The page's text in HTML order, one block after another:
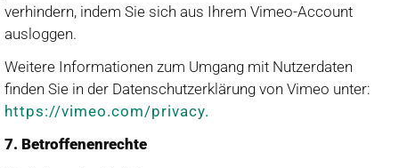
verhindern, indem Sie sich aus Ihrem Vimeo-Account
ausloggen.
Weitere Informationen zum Umgang mit Nutzerdaten
finden Sie in der Datenschutzerklärung von Vimeo unter:
https://vimeo.com/privacy.
7. Betroffenenrechte